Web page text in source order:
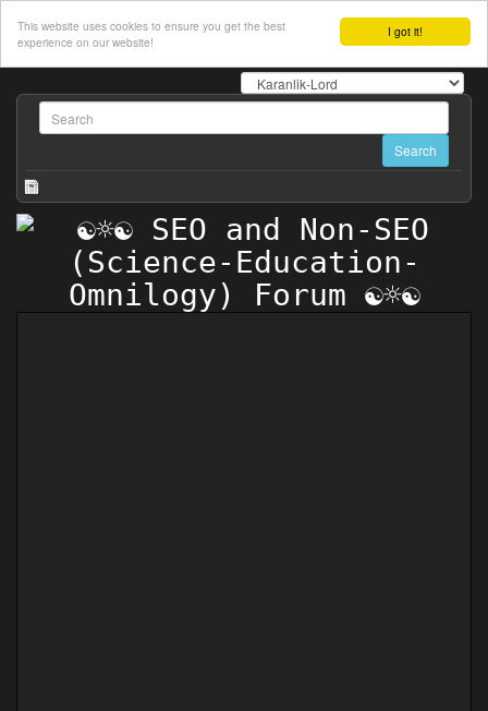
I got it!
This website uses cookies to ensure you get the best
experience on our website!